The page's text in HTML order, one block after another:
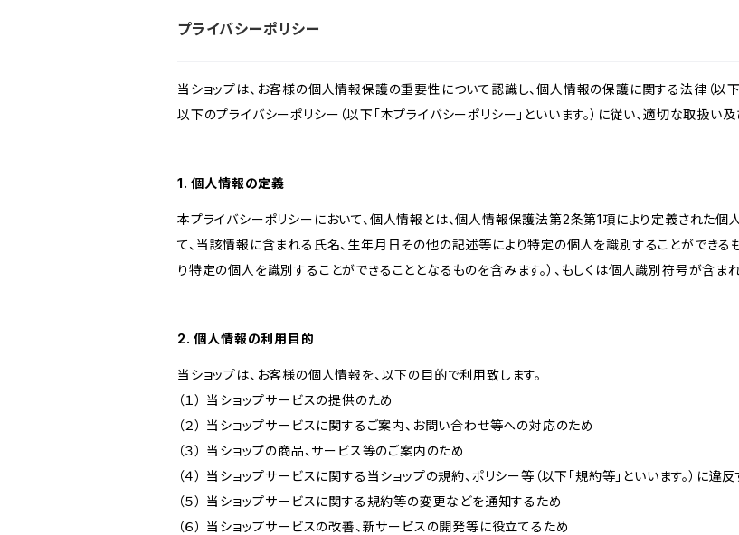
プライバシーポリシー
当ショップは、お客様の個人情報保護の重要性について認識し、個人情報の保護に関する法律（以下
以下のプライバシーポリシー（以下「本プライバシーポリシー」といいます。）に従い、適切な取扱い
1. 個人情報の定義
本プライバシーポリシーにおいて、個人情報とは、個人情報保護法第2条第1項により定義された個
て、当該情報に含まれる氏名、生年月日その他の記述等により特定の個人を識別することができる
り特定の個人を識別することができることとなるものを含みます。）、もしくは個人識別符号が含ま
2. 個人情報の利用目的
当ショップは、お客様の個人情報を、以下の目的で利用致します。
（１） 当ショップサービスの提供のため
（２） 当ショップサービスに関するご案内、お問い合わせ等への対応のため
（３） 当ショップの商品、サービス等のご案内のため
（４） 当ショップサービスに関する当ショップの規約、ポリシー等（以下「規約等」といいます。）に
（５） 当ショップサービスに関する規約等の変更などを通知するため
（６） 当ショップサービスの改善、新サービスの開発等に役立てるため